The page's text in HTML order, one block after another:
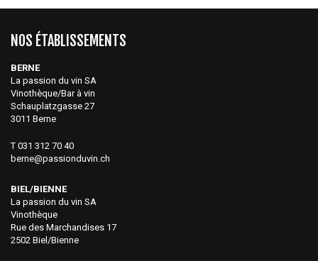
NOS ÉTABLISSEMENTS
BERNE
La passion du vin SA
Vinothèque/Bar à vin
Schauplatzgasse 27
3011 Berne
T 031 312 70 40
berne@passionduvin.ch
BIEL/BIENNE
La passion du vin SA
Vinothèque
Rue des Marchandises 17
2502 Biel/Bienne